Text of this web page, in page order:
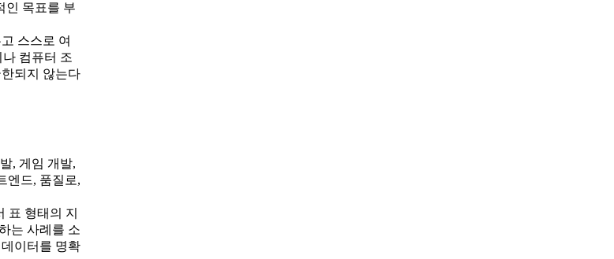
인 목표를 부
스스로 여
컴퓨터 조
되지 않는다
, 게임 개발,
엔드, 품질로,
표 형태의 지
는 사례를 소
이터를 명확